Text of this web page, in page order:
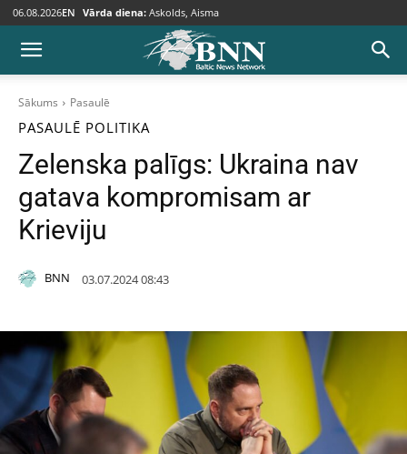
06.08.2026EN Vārda diena: Askolds, Aisma
Sākums Pasaulē
PASAULĒ POLITIKA
Zelenska palīgs: Ukraina nav
gatava kompromisam ar
Krieviju
BNN 03.07.2024 08:43